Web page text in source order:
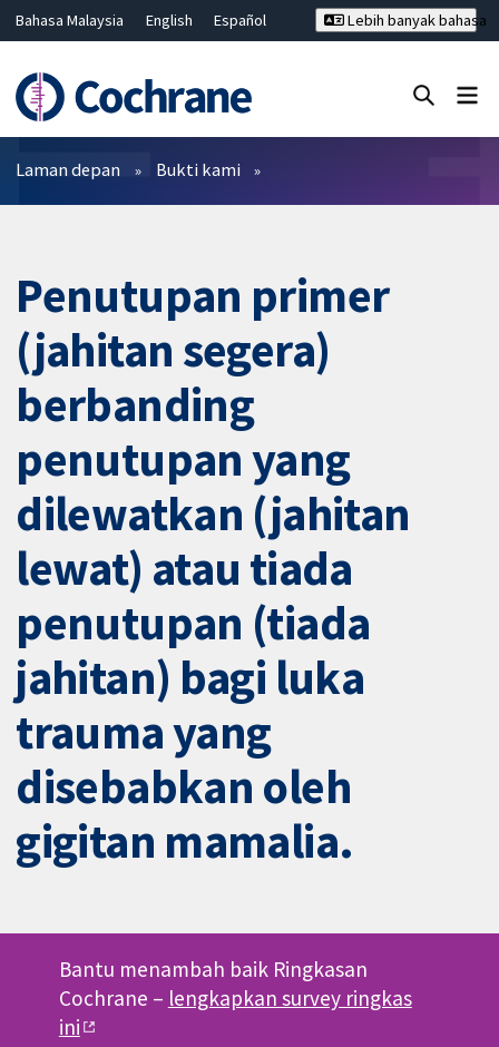
Bahasa Malaysia English
Español
Hrvatski
Deutsch ไทย
繁體中文
简体中文
Lebih banyak bahasa
Penapis
Laman depan Bukti kami
Penutupan primer
(jahitan segera)
berbanding
penutupan yang
dilewatkan (jahitan
lewat) atau tiada
penutupan (tiada
jahitan) bagi luka
trauma yang
disebabkan oleh
gigitan mamalia.
Bantu menambah baik Ringkasan
Cochrane – lengkapkan survey ringkas
ini